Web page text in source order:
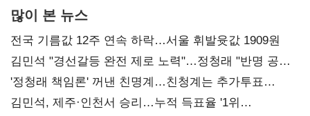
많이 본 뉴스
전국 기름값 12주 연속 하락…서울 휘발윳값 1909원
김민석 "경선갈등 완전 제로 노력"…정청래 "반명 공세
사과부터"
'정청래 책임론' 꺼낸 친명계…친청계는 추가투표
때리기
김민석, 제주·인천서 승리…누적 득표율 '1위